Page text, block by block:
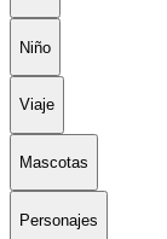
Niño
Viaje
Mascotas
Personajes